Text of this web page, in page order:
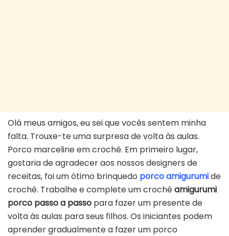
Olá meus amigos, eu sei que vocês sentem minha
falta. Trouxe-te uma surpresa de volta às aulas.
Porco marceline em crochê. Em primeiro lugar,
gostaria de agradecer aos nossos designers de
receitas, foi um ótimo brinquedo porco amigurumide
crochê. Trabalhe e complete um crochêamigurumi
porco passo a passo para fazer um presente de
volta às aulas para seus filhos. Os iniciantes podem
aprender gradualmente a fazer um porco